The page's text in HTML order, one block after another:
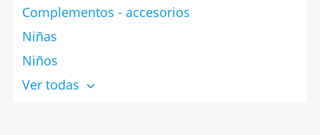
Complementos - accesorios
Niñas
Niños
Ver todas